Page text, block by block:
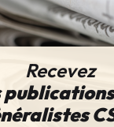
Recevez